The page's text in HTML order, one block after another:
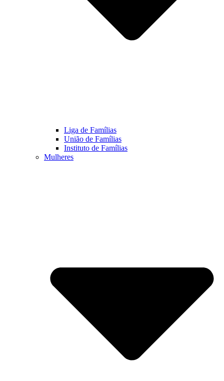
Liga de Famílias
União de Famílias
Instituto de Famílias
Mulheres